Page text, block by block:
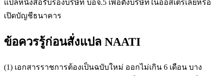
แปลหนังสือรับรองบริษัท บอจ.5 เพื่อตั้งบริษัทในออสเตรเลียหรือ
เปิดบัญชีธนาคาร
ข้อควรรู้ก่อนสั่งแปล NAATI
(1) เอกสารราชการต้องเป็นฉบับใหม่ ออกไม่เกิน 6 เดือน บาง